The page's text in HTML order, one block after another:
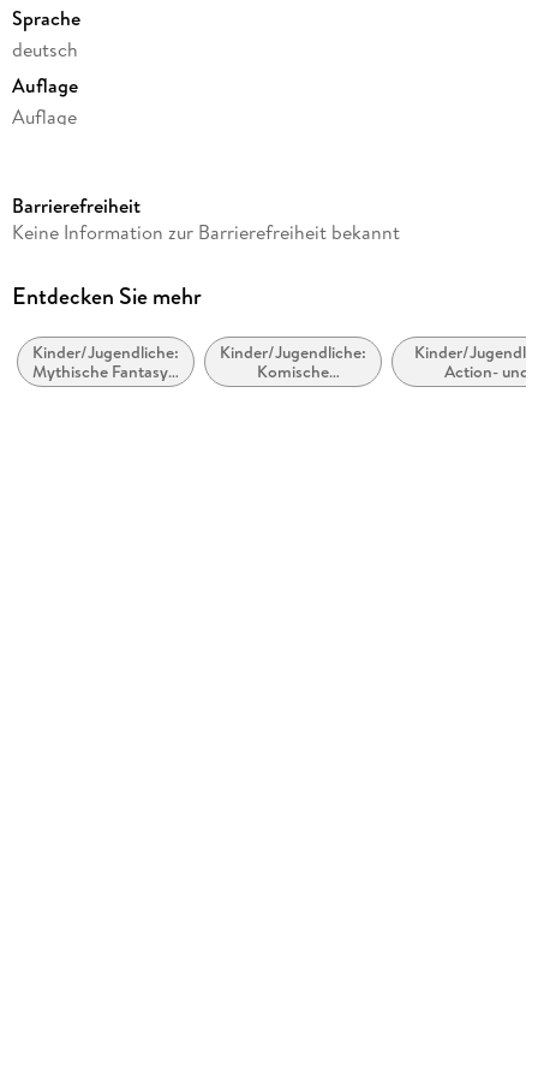
Sprache
deutsch
Auflage
Auflage
Altersempfehlung
Reihe
Autor/Autorin
Rick Riordan
Barrierefreiheit
Keine Information zur Barrierefreiheit bekannt
Entdecken Sie mehr
Kinder/Jugendliche:
Mythische Fantasy /
Mythische Fiktion
Kinder/Jugendliche:
Komische
(humorvolle)
Kinder/
Action- und